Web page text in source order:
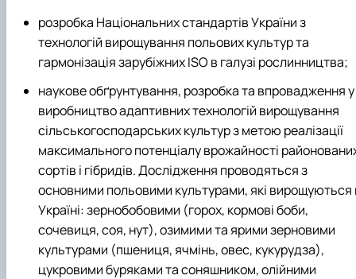
розробка Національних стандартів України з
технологій вирощування польових культур та
гармонізація зарубіжних ISO в галузі рослинництва;
наукове обґрунтування, розробка та впровадження у
виробництво адаптивних технологій вирощування
сільськогосподарських культур з метою реалізації
максимального потенціалу врожайності
сортів і гібридів. Дослідження проводяться з
основними польовими культурами, які вирощуються
Україні: зернобобовими (горох, кормові боби,
сочевиця, соя, нут), озимими та ярими зерновими
культурами (пшениця, ячмінь, овес, кукурудза),
цукровими буряками та соняшником, олійними